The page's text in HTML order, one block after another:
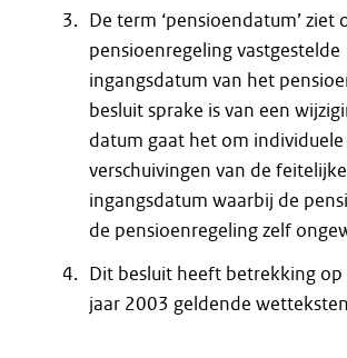
De term ‘pensioendatum’ ziet
pensioenregeling vastgestelde
ingangsdatum van het
besluit sprake is van een
datum gaat het om individuele
verschuivingen van de feitelijke
ingangsdatum waarbij de
de pensioenregeling zelf
Dit besluit heeft betrekking
jaar 2003 geldende